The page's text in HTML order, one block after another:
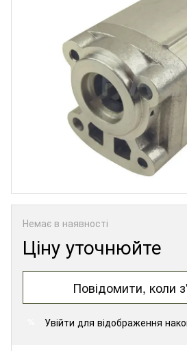
Немає в наявності
Ціну уточнюйте
Повідомити, коли
Увійти для відображення